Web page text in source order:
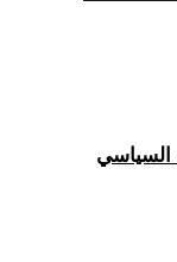
26 المشهد السياسي